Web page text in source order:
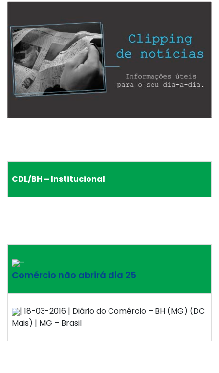
CDL/BH – Institucional
–
Comércio não abrirá dia 25
| 18-03-2016 | Diário do Comércio – BH (MG) (DC
Mais) | MG – Brasil